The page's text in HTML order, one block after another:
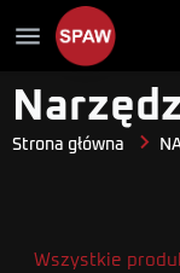
menu
Strona główna
Wszystkie